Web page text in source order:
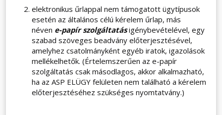
elektronikus űrlappal nem támogatott ügytípusok
esetén az általános célú kérelem űrlap, más
néven e-papír szolgáltatásigénybevételével, egy
szabad szöveges beadvány előterjesztésével,
amelyhez csatolmányként egyéb iratok, igazolások
mellékelhetők. (Értelemszerűen az e-papír
szolgáltatás csak másodlagos, akkor alkalmazható,
ha az ASP ELÜGY felületen nem található a kérelem
előterjesztéséhez szükséges nyomtatvány.)